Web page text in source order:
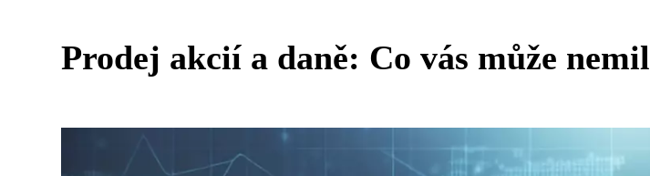
Prodej akcií a daně: Co vás může